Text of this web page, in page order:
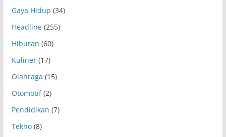
Gaya Hidup (34)
Headline(255)
Hiburan (60)
Kuliner(17)
Olahraga (15)
Otomotif(2)
Pendidikan (7)
Tekno(8)